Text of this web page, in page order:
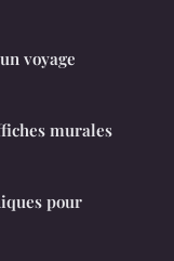
voyage
murales
pour